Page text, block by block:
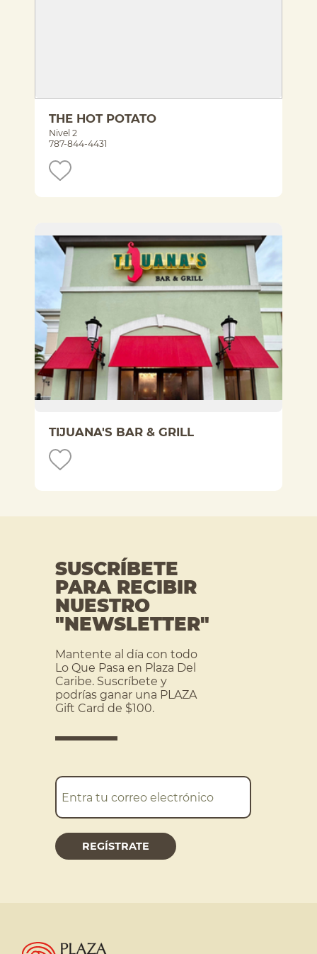
THE HOT POTATO
Nivel 2
787-844-4431
TIJUANA'S BAR & GRILL
SUSCRÍBETE
PARA RECIBIR
NUESTRO
"NEWSLETTER"
Mantente al día con todo
Lo Que Pasa en Plaza Del
Caribe. Suscríbete y
podrías ganar una PLAZA
Gift Card de $100.